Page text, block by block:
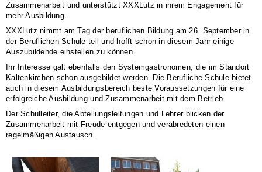
Zusammenarbeit und unterstützt XXXLutz in ihrem Engagement für
mehr Ausbildung.
XXXLutz nimmt am Tag der beruflichen Bildung am 26. September in
der Beruflichen Schule teil und hofft schon in diesem Jahr einige
Auszubildende einstellen zu können.
Ihr Interesse galt ebenfalls den Systemgastronomen, die im Standort
Kaltenkirchen schon ausgebildet werden. Die Berufliche Schule bietet
auch in diesem Ausbildungsbereich beste Voraussetzungen für eine
erfolgreiche Ausbildung und Zusammenarbeit mit dem Betrieb.
Der Schulleiter, die Abteilungsleitungen und Lehrer blicken der
Zusammenarbeit mit Freude entgegen und verabredeten einen
regelmäßigen Austausch.